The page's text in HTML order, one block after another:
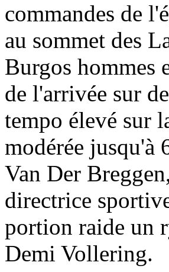
commandes de
au sommet des
Burgos hommes
de l'arrivée sur
tempo élevé sur
modérée jusqu'à
Van Der
directrice
portion raide un
Demi Vollering.